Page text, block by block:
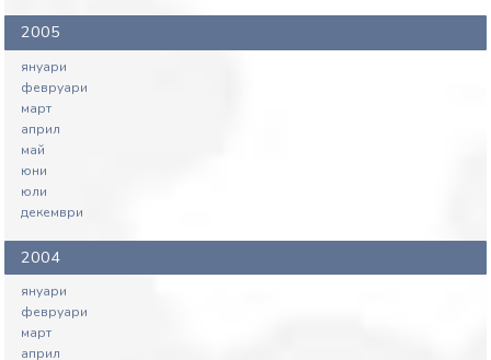
2005
януари
февруари
март
април
май
юни
юли
декември
2004
януари
февруари
март
април